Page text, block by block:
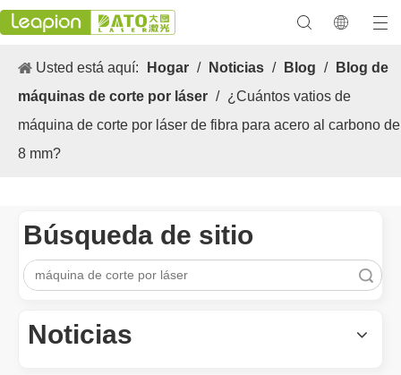
Usted está aquí: Hogar / Noticias / Blog /
Blog de
máquinas de corte por láser / ¿Cuántos vatios de
máquina de corte por láser de fibra para acero al carbono de
8 mm?
Búsqueda de sitio
Noticias